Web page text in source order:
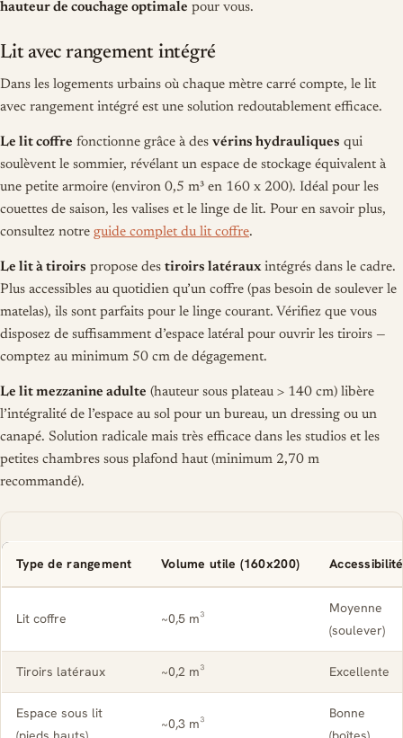
hauteur de couchage optimale pour vous.
Lit avec rangement intégré
Dans les logements urbains où chaque mètre carré compte, le lit
avec rangement intégré est une solution redoutablement efficace.
Le lit coffre fonctionne grâce à des vérins hydrauliques qui
soulèvent le sommier, révélant un espace de stockage équivalent à
une petite armoire (environ 0,5 m³ en 160 x 200). Idéal pour les
couettes de saison, les valises et le linge de lit. Pour en savoir plus,
consultez notre guide complet du lit coffre.
Le lit à tiroirs propose des tiroirs latérauxintégrés dans le cadre.
Plus accessibles au quotidien qu’un coffre (pas besoin de soulever le
matelas), ils sont parfaits pour le linge courant. Vérifiez que vous
disposez de suffisamment d’espace latéral pour ouvrir les tiroirs —
comptez au minimum 50 cm de dégagement.
Le lit mezzanine adulte (hauteur sous plateau > 140 cm) libère
l’intégralité de l’espace au sol pour un bureau, un dressing ou un
canapé. Solution radicale mais très efficace dans les studios et les
petites chambres sous plafond haut (minimum 2,70 m
recommandé).
Type de rangement Volume utile (160x200) Accessibilité
Lit coffre ~0,5 m³
Moyenne
(soulever)
Tiroirs latéraux ~0,2 m³ Excellente
Espace sous lit
~0,3 m³
Bonne